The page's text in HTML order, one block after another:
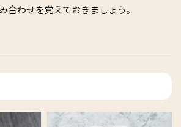
合わせを覚えておきましょう。